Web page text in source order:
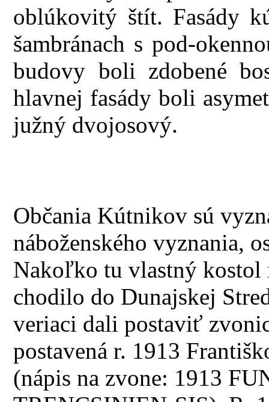
oblúkovitý štít. Fasády
šambránach s pod-
budovy boli zdobené
hlavnej fasády boli
južný dvojosový.
Občania Kútnikov sú
náboženského vyznania,
Nakoľko tu vlastný kostol
chodilo do Dunajskej
veriaci dali postaviť
postavená r. 1913
(nápis na zvone: 1913